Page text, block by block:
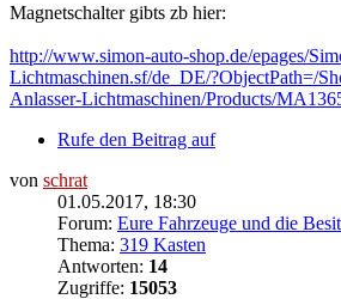
Magnetschalter gibts zb hier:
http://www.simon-auto-shop.de/epages/
Lichtmaschinen.sf/de_DE/?ObjectPath=/
Anlasser-Lichtmaschinen/Products/
Rufe den Beitrag auf
von schrat
01.05.2017, 18:30
Forum: Eure Fahrzeuge und die
Thema: 319 Kasten
Antworten: 14
Zugriffe: 15053